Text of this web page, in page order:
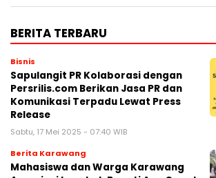
BERITA TERBARU
Bisnis
Sapulangit PR Kolaborasi dengan
Persrilis.com Berikan Jasa PR dan
Komunikasi Terpadu Lewat Press
Release
Sabtu, 17 Mei 2025 - 07:40 WIB
Berita Karawang
Mahasiswa dan Warga Karawang